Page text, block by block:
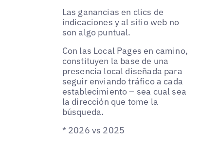
Las ganancias en clics de
indicaciones y al sitio web no
son algo puntual.
Con las Local Pages en camino,
constituyen la base de una
presencia local diseñada para
seguir enviando tráfico a cada
establecimiento – sea cual sea
la dirección que tome la
búsqueda.
* 2026 vs 2025